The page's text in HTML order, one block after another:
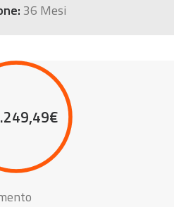
36 Mesi